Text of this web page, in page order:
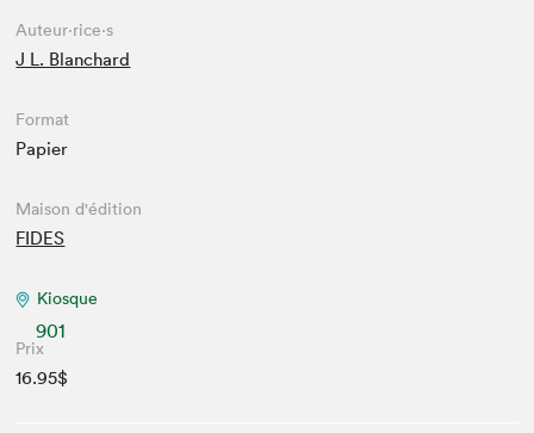
Auteur·rice·s
J L. Blanchard
Format
Papier
Maison d'édition
FIDES
Kiosque
901
Prix
16.95$